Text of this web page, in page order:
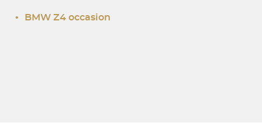
• BMW Z4 occasion